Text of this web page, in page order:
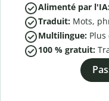
Alimenté par
Traduit: Mots,
Multilingue: Plus
100 % gratuit: